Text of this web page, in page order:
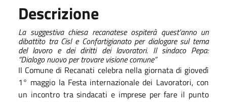
Descrizione
La suggestiva chiesa recanatese ospiterà quest’anno un
dibattito tra Cisl e Confartigianato per dialogare sul tema
del lavoro e dei diritti dei lavoratori. Il sindaco Pepa:
“Dialogo nuovo per trovare visione comune”
Il Comune di Recanati celebra nella giornata di giovedì
1° maggio la Festa internazionale dei Lavoratori, con
un incontro tra sindacati e imprese per fare il punto